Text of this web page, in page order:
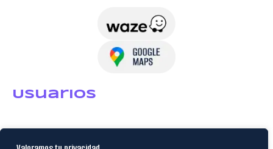
USuarios
Política de Datos